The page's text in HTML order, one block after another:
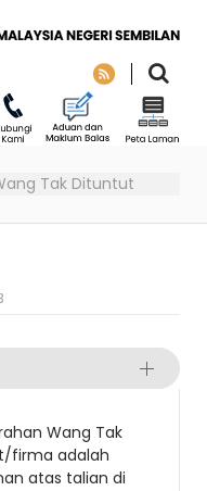
Tak Dituntut
Wang Tak
firma adalah
atas talian di